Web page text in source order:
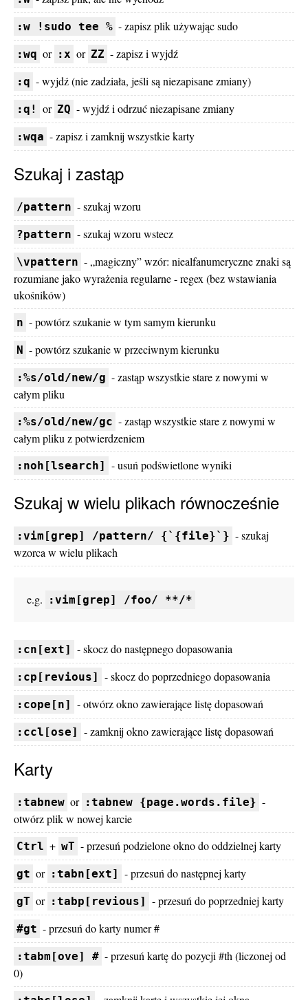
:w !sudo tee % - zapisz plik używając sudo
:wq or :x or ZZ - zapisz i wyjdź
:q - wyjdź (nie zadziała, jeśli są niezapisane zmiany)
:q! or ZQ - wyjdź i odrzuć niezapisane zmiany
:wqa - zapisz i zamknij wszystkie karty
Szukaj i zastąp
/pattern - szukaj wzoru
?pattern - szukaj wzoru wstecz
\vpattern - „magiczny” wzór: niealfanumeryczne znaki są
rozumiane jako wyrażenia regularne - regex (bez wstawiania
ukośników)
n - powtórz szukanie w tym samym kierunku
N - powtórz szukanie w przeciwnym kierunku
:%s/old/new/g - zastąp wszystkie stare z nowymi w
całym pliku
:%s/old/new/gc - zastąp wszystkie stare z nowymi w
całym pliku z potwierdzeniem
:noh[lsearch] - usuń podświetlone wyniki
Szukaj w wielu plikach równocześnie
:vim[grep] /pattern/ {`{file}`} - szukaj
wzorca w wielu plikach
e.g. :vim[grep] /foo/ **/*
:cn[ext] - skocz do następnego dopasowania
:cp[revious] - skocz do poprzedniego dopasowania
:cope[n] - otwórz okno zawierające listę dopasowań
:ccl[ose] - zamknij okno zawierające listę dopasowań
Karty
:tabnew or :tabnew {page.words.file} -
otwórz plik w nowej karcie
Ctrl + wT - przesuń podzielone okno do oddzielnej karty
gt or :tabn[ext] - przesuń do następnej karty
gT or :tabp[revious] - przesuń do poprzedniej karty
#gt - przesuń do karty numer #
:tabm[ove] # - przesuń kartę do pozycji #th (liczonej od
0)